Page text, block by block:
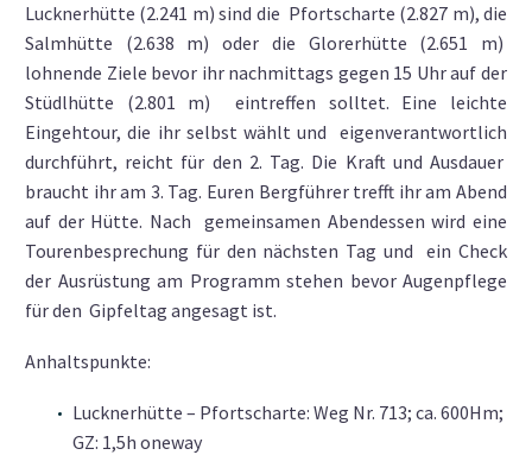
Lucknerhütte (2.241 m) sind die Pfortscharte (2.827 m), die
Salmhütte (2.638 m) oder die Glorerhütte (2.651 m)
lohnende Ziele bevor ihr nachmittags gegen 15 Uhr auf der
Stüdlhütte (2.801 m) eintreffen solltet. Eine leichte
Eingehtour, die ihr selbst wählt und eigenverantwortlich
durchführt, reicht für den 2. Tag. Die Kraft und Ausdauer
braucht ihr am 3. Tag. Euren Bergführer trefft ihr am Abend
auf der Hütte. Nach gemeinsamen Abendessen wird eine
Tourenbesprechung für den nächsten Tag und ein Check
der Ausrüstung am Programm stehen bevor Augenpflege
für den Gipfeltag angesagt ist.
Anhaltspunkte:
Lucknerhütte – Pfortscharte: Weg Nr. 713; ca. 600Hm;
GZ: 1,5h oneway